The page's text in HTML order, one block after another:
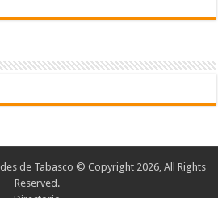
de Tabasco © Copyright 2026, All Rights
Reserved.